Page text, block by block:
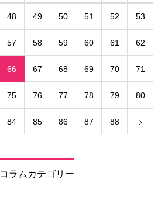
48 49 50 51 52 53
57 58 59 60 61 62
66 67 68 69 70 71
75 76 77 78 79 80
84 85 86 87 88
コラムカテゴリー